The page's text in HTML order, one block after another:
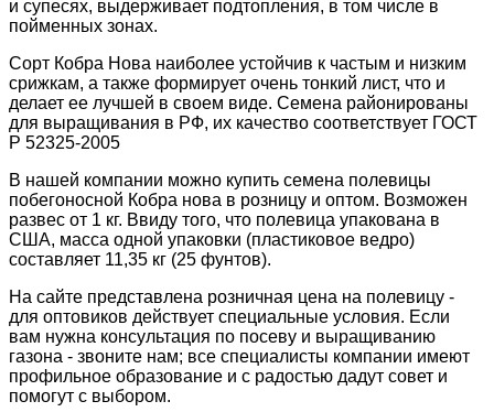
и супесях, выдерживает подтопления, в том числе в
пойменных зонах.
Сорт Кобра Нова наиболее устойчив к частым и низким
срижкам, а также формирует очень тонкий лист, что и
делает ее лучшей в своем виде. Семена районированы
для выращивания в РФ, их качество соответствует ГОСТ
Р 52325-2005
В нашей компании можно купить семена полевицы
побегоносной Кобра нова в розницу и оптом. Возможен
развес от 1 кг. Ввиду того, что полевица упакована в
США, масса одной упаковки (пластиковое ведро)
составляет 11,35 кг (25 фунтов).
На сайте представлена розничная цена на полевицу -
для оптовиков действует специальные условия. Если
вам нужна консультация по посеву и выращиванию
газона - звоните нам; все специалисты компании имеют
профильное образование и с радостью дадут совет и
помогут с выбором.